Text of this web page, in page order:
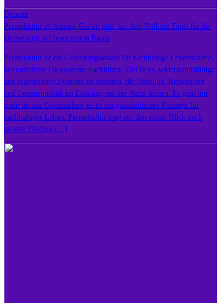
Debatte
Permakultur im kleinen Garten oder auf dem Balkon: Tipps für die
Umsetzung auf begrenztem Raum
Permakultur ist ein Gestaltungsansatz für nachhaltige Lebensräume,
der natürliche Ökosysteme nachbildet. Ziel ist es, widerstandsfähige
und regenerative Systeme zu schaffen, die Nahrung, Ressourcen
und Lebensqualität im Einklang mit der Natur liefern. Es geht um
mehr als nur Gartenarbeit; es ist ein ganzheitliches Konzept für
nachhaltiges Leben. Permakultur mag auf den ersten Blick nach
großen Flächen […]